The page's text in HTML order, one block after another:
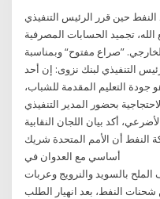
حين قرر الرئيس التنفيذي
تجميد الحسابات المصرفية
”صراع مفتوح“ وبمناسبة
التنفيذي لبنك نزوى: إن أحد
جودة التعليم المقدمة للشباب،
بحضور المدير التنفيذي
أكد بيان اللجان النقابية
النفط أن الأمم المتحدة شريك
أساسي مع العدوان في
بالسويد والنرويج وعربات
النفط، بعد انهيار الطلب